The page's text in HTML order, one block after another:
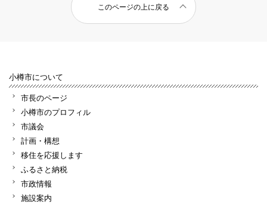
このページの上に戻る
小樽市について
市長のページ
小樽市のプロフィル
市議会
計画・構想
移住を応援します
ふるさと納税
市政情報
施設案内